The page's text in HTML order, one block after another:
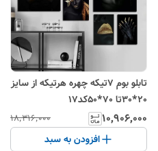
تابلو بوم 7تیکه چهره هرتیکه از سایز
20*30تا 70*50کد17
۱۰٬۹۰۶٬۰۰۰ ۱۸٬۳۱۶٬۰۰۰
افزودن به سبد